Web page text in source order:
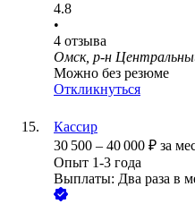
4.8
•
4 отзыва
Омск, р-н
Можно без резюме
Откликнуться
Кассир
30 500 – 40 000 ₽ за
Опыт 1-3 года
Выплаты: Два раза в